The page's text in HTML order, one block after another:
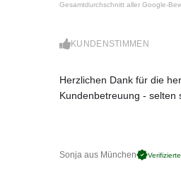
die Herstellung
leicht zu reinigen
Sitzhöhe: 40 cm
Gewicht: 32 kg
Gesamtdurchschnitt aller Google-
KUNDENSTIMMEN
Herzlichen Dank für die
Kundenbetreuung - selten
Sonja aus München